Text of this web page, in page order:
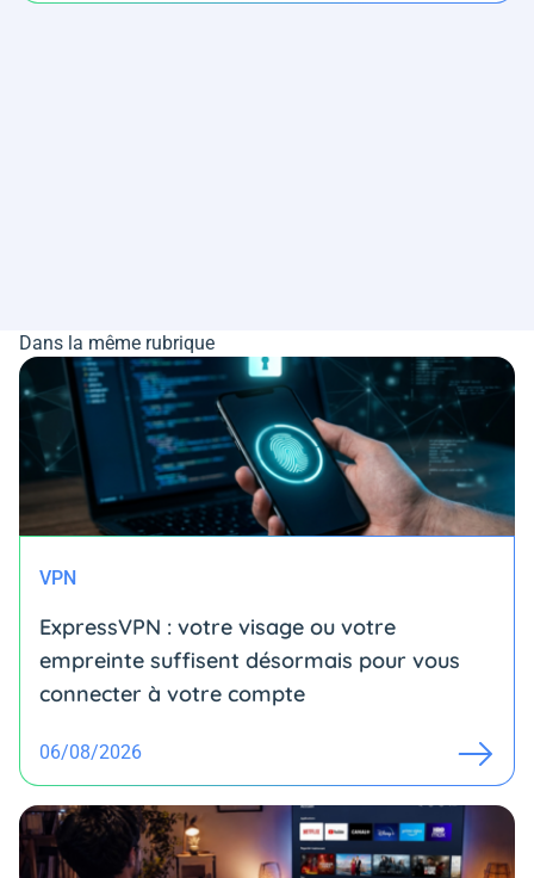
Dans la même rubrique
VPN
ExpressVPN : votre visage ou votre
empreinte suffisent désormais pour vous
connecter à votre compte
06/08/2026